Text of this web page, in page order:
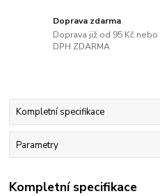
Doprava zdarma
Doprava již od 95 Kč
DPH ZDARMA
Kompletní specifikace
Parametry
Kompletní specifikace